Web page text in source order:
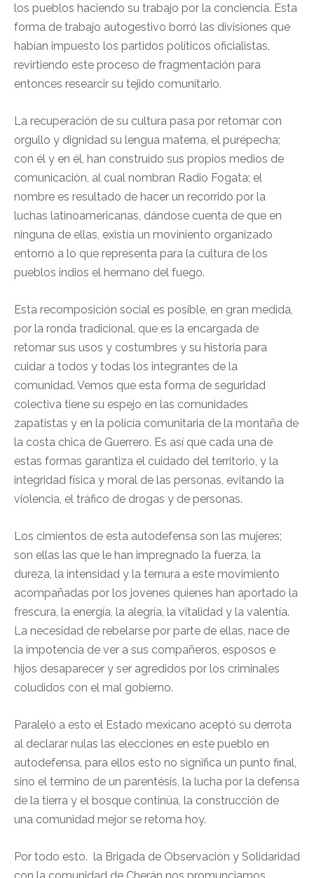
los pueblos haciendo su trabajo por la conciencia. Esta
forma de trabajo autogestivo borró las divisiones que
habían impuesto los partidos políticos oficialistas,
revirtiendo este proceso de fragmentación para
entonces researcir su tejido comunitario.
La recuperación de su cultura pasa por retomar con
orgullo y dignidad su lengua materna, el purépecha;
con él y en él, han construido sus propios medios de
comunicación, al cual nombran Radio Fogata; el
nombre es resultado de hacer un recorrido por la
luchas latinoamericanas, dándose cuenta de que en
ninguna de ellas, existía un moviniento organizado
entorno a lo que representa para la cultura de los
pueblos indios el hermano del fuego.
Esta recomposición social es posible, en gran medida,
por la ronda tradicional, que es la encargada de
retomar sus usos y costumbres y su historia para
cuidar a todos y todas los integrantes de la
comunidad. Vemos que esta forma de seguridad
colectiva tiene su espejo en las comunidades
zapatistas y en la policía comunitaria de la montaña de
la costa chica de Guerrero. Es así que cada una de
estas formas garantiza el cuidado del territorio, y la
integridad física y moral de las personas, evitando la
violencia, el tráfico de drogas y de personas.
Los cimientos de esta autodefensa son las mujeres;
son ellas las que le han impregnado la fuerza, la
dureza, la intensidad y la ternura a este movimiento
acompañadas por los jovenes quienes han aportado la
frescura, la energía, la alegría, la vitalidad y la valentía.
La necesidad de rebelarse por parte de ellas, nace de
la impotencia de ver a sus compañeros, esposos e
hijos desaparecer y ser agredidos por los criminales
coludidos con el mal gobierno.
Paralelo a esto el Estado mexicano aceptó su derrota
al declarar nulas las elecciones en este pueblo en
autodefensa, para ellos esto no significa un punto final,
sino el termino de un parentésis, la lucha por la defensa
de la tierra y el bosque continúa, la construcción de
una comunidad mejor se retoma hoy.
Por todo esto. la Brigada de Observación y Solidaridad